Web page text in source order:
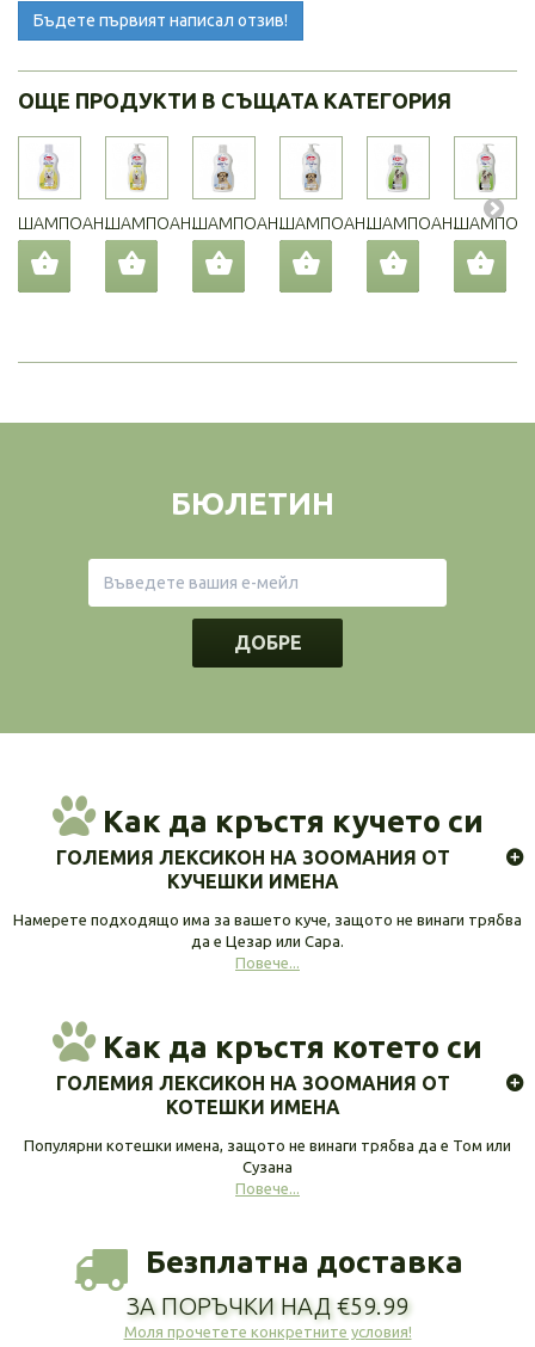
Бъдете първият написал отзив!
ОЩЕ ПРОДУКТИ В СЪЩАТА КАТЕГОРИЯ
ШАМПОАН...ШАМПОАН...ШАМПОАН...ШАМПОАН...ШАМПОАН...
БЮЛЕТИН
ДОБРЕ
Как да кръстя кучето си
ГОЛЕМИЯ ЛЕКСИКОН НА ЗООМАНИЯ ОТ
КУЧЕШКИ ИМЕНА
Намерете подходящо има за вашето куче, защото не винаги трябва
да е Цезар или Сара.
Повече...
Как да кръстя котето си
ГОЛЕМИЯ ЛЕКСИКОН НА ЗООМАНИЯ ОТ
КОТЕШКИ ИМЕНА
Популярни котешки имена, защото не винаги трябва да е Том или
Сузана
Повече...
Безплатна доставка
ЗА ПОРЪЧКИ НАД €59.99
Моля прочетете конкретните условия!